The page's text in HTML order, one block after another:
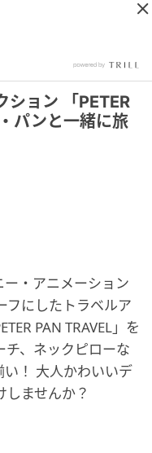
ション 「PETER
パンと一緒に旅
・アニメーション
フにしたトラベルア
PAN TRAVEL」を
チ、ネックピローな
い！ 大人かわいいデ
ませんか？